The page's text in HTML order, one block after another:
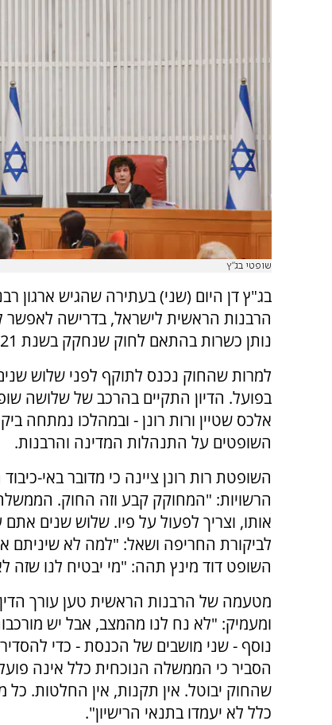
שופטי בג"ץ
בג"ץ דן היום (שני) בעתירה שהגיש ארגון
הרבנות הראשית לישראל, בדרישה לאפשר
נותן כשרות בהתאם לחוק שנחקק בשנת 2021.
למרות שהחוק נכנס לתוקף לפני שלוש
בפועל. הדיון התקיים בהרכב של שלושה
אלכס שטיין ורות רונן - ובמהלכו נמתחה
השופטים על התנהלות המדינה והרבנות.
השופטת רות רונן ציינה כי מדובר באי-
הרשויות: "המחוקק קבע וזה החוק.
אותו, וצריך לפעול על פיו. שלוש שנים
לביקורת החריפה ושאל: "למה לא שיניתם
השופט דוד מינץ תהה: "מי יבטיח לנו שזה
מטעמה של הרבנות הראשית טען עורך הדין
ומעמיק: "לא נח לנו מהמצב, אבל יש
נוסף - שני מושבים של הכנסת - כדי
הסביר כי הממשלה הנוכחית כלל אינה
שהחוק יבוטל. אין תקנות, אין החלטות.
כלל לא יעמדו בתנאי הרישיון".